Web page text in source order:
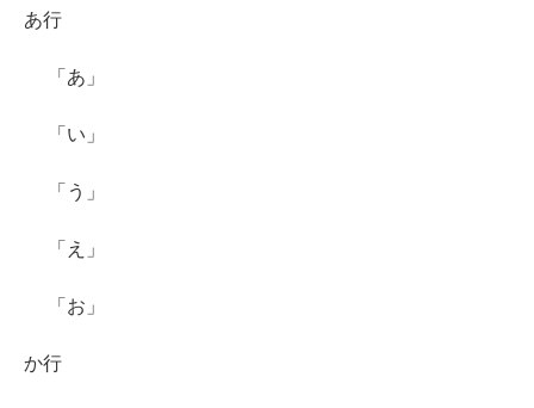
あ行
「あ」
「い」
「う」
「え」
「お」
か行